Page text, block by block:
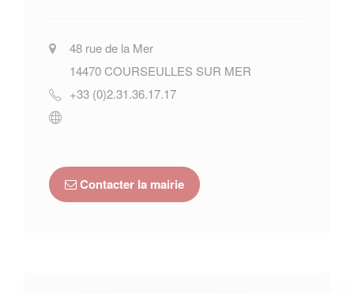
48 rue de la Mer
14470COURSEULLES SUR MER
+33 (0)2.31.36.17.17
Contacter la mairie